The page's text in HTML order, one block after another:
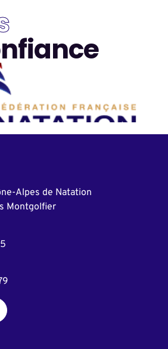
Alpes de Natation
Montgolfier